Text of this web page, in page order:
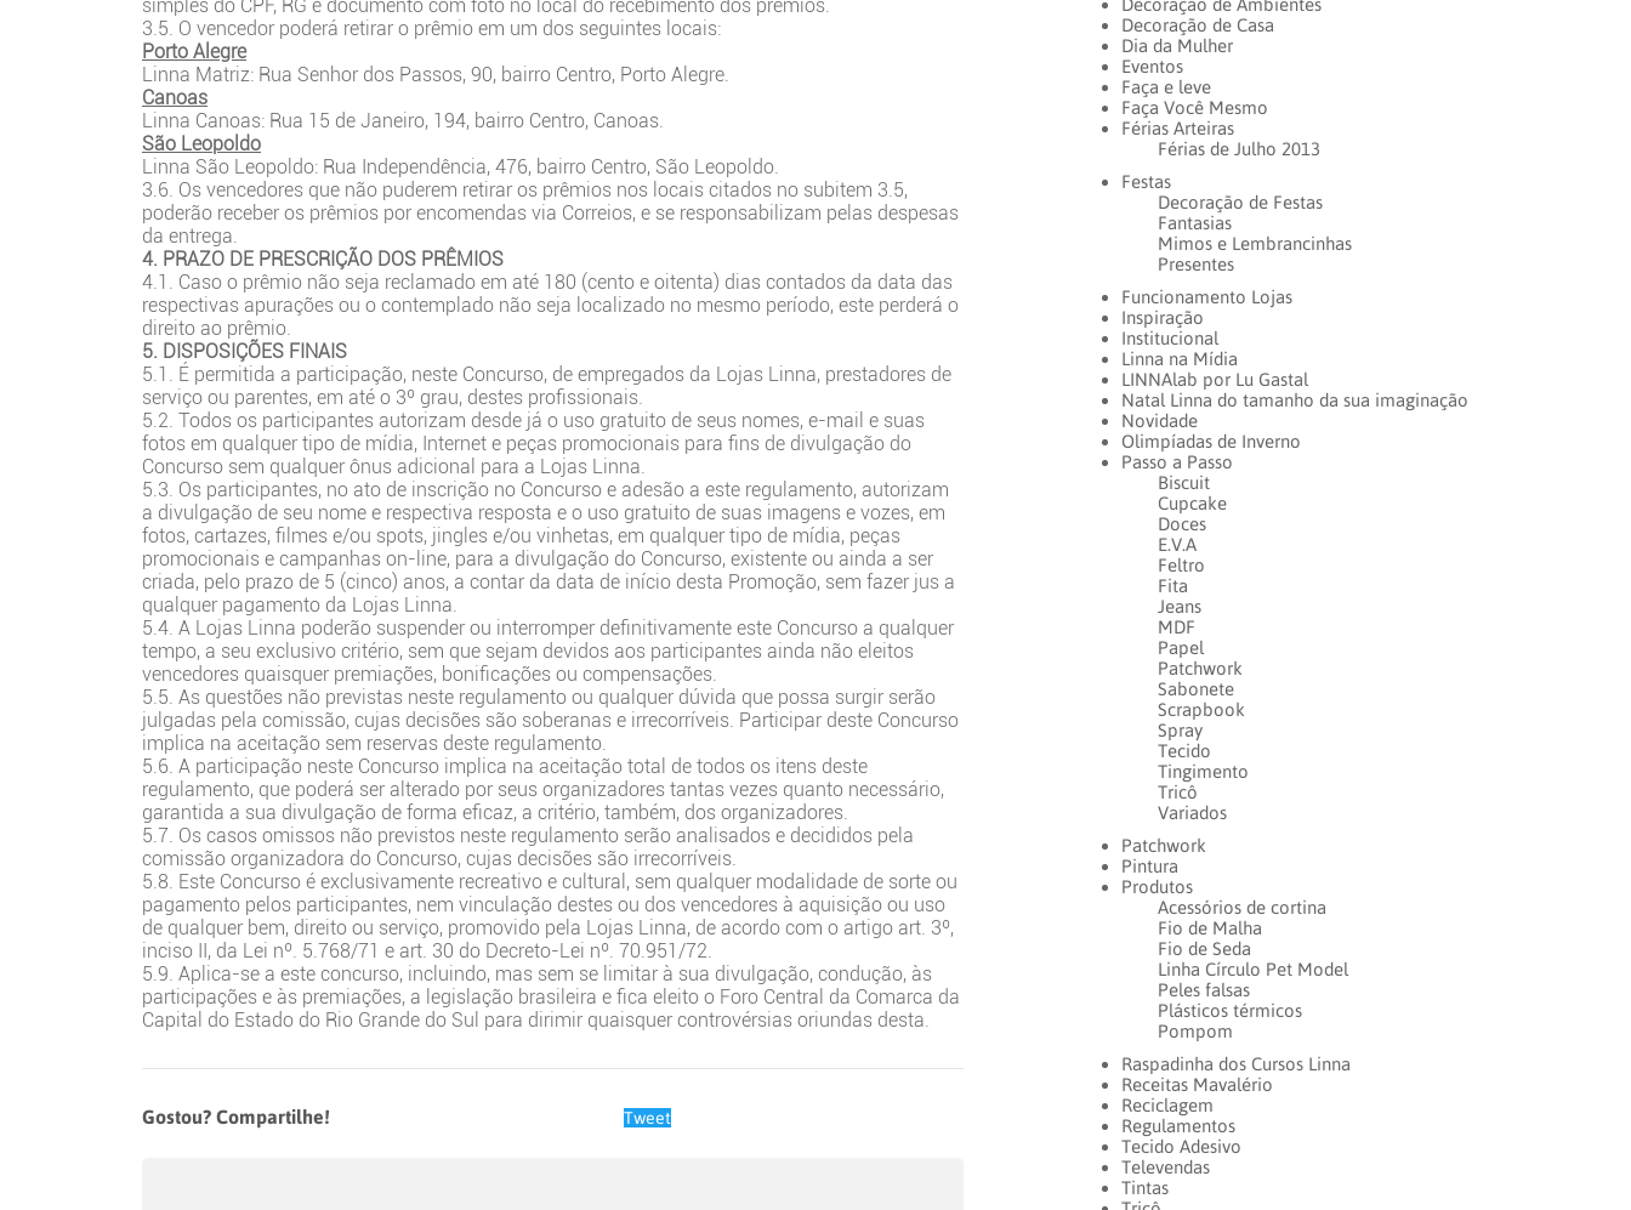
simples do CPF, RG e documento com foto no local do recebimento dos prêmios.
3.5. O vencedor poderá retirar o prêmio em um dos seguintes locais:
Porto Alegre
Linna Matriz: Rua Senhor dos Passos, 90, bairro Centro, Porto Alegre.
Canoas
Linna Canoas: Rua 15 de Janeiro, 194, bairro Centro, Canoas.
São Leopoldo
Linna São Leopoldo: Rua Independência, 476, bairro Centro, São Leopoldo.
3.6. Os vencedores que não puderem retirar os prêmios nos locais citados no subitem 3.5,
poderão receber os prêmios por encomendas via Correios, e se responsabilizam pelas despesas
da entrega.
4. PRAZO DE PRESCRIÇÃO DOS PRÊMIOS
4.1. Caso o prêmio não seja reclamado em até 180 (cento e oitenta) dias contados da data das
respectivas apurações ou o contemplado não seja localizado no mesmo período, este perderá o
direito ao prêmio.
5. DISPOSIÇÕES FINAIS
5.1. É permitida a participação, neste Concurso, de empregados da Lojas Linna, prestadores de
serviço ou parentes, em até o 3º grau, destes profissionais.
5.2. Todos os participantes autorizam desde já o uso gratuito de seus nomes, e-mail e suas
fotos em qualquer tipo de mídia, Internet e peças promocionais para fins de divulgação do
Concurso sem qualquer ônus adicional para a Lojas Linna.
5.3. Os participantes, no ato de inscrição no Concurso e adesão a este regulamento, autorizam
a divulgação de seu nome e respectiva resposta e o uso gratuito de suas imagens e vozes, em
fotos, cartazes, filmes e/ou spots, jingles e/ou vinhetas, em qualquer tipo de mídia, peças
promocionais e campanhas on-line, para a divulgação do Concurso, existente ou ainda a ser
criada, pelo prazo de 5 (cinco) anos, a contar da data de início desta Promoção, sem fazer jus a
qualquer pagamento da Lojas Linna.
5.4. A Lojas Linna poderão suspender ou interromper definitivamente este Concurso a qualquer
tempo, a seu exclusivo critério, sem que sejam devidos aos participantes ainda não eleitos
vencedores quaisquer premiações, bonificações ou compensações.
5.5. As questões não previstas neste regulamento ou qualquer dúvida que possa surgir serão
julgadas pela comissão, cujas decisões são soberanas e irrecorríveis. Participar deste Concurso
implica na aceitação sem reservas deste regulamento.
5.6. A participação neste Concurso implica na aceitação total de todos os itens deste
regulamento, que poderá ser alterado por seus organizadores tantas vezes quanto necessário,
garantida a sua divulgação de forma eficaz, a critério, também, dos organizadores.
5.7. Os casos omissos não previstos neste regulamento serão analisados e decididos pela
comissão organizadora do Concurso, cujas decisões são irrecorríveis.
5.8. Este Concurso é exclusivamente recreativo e cultural, sem qualquer modalidade de sorte ou
pagamento pelos participantes, nem vinculação destes ou dos vencedores à aquisição ou uso
de qualquer bem, direito ou serviço, promovido pela Lojas Linna, de acordo com o artigo art. 3º,
inciso II, da Lei nº. 5.768/71 e art. 30 do Decreto-Lei nº. 70.951/72.
5.9. Aplica-se a este concurso, incluindo, mas sem se limitar à sua divulgação, condução, às
participações e às premiações, a legislação brasileira e fica eleito o Foro Central da Comarca da
Capital do Estado do Rio Grande do Sul para dirimir quaisquer controvérsias oriundas desta.
Gostou? Compartilhe! Tweet
Decoração de Ambientes
Decoração de Casa
Dia da Mulher
Eventos
Faça e leve
Faça Você Mesmo
Férias Arteiras
Férias de Julho 2013
Festas
Decoração de Festas
Fantasias
Mimos e Lembrancinhas
Presentes
Funcionamento Lojas
Inspiração
Institucional
Linna na Mídia
LINNAlab por Lu Gastal
Natal Linna do tamanho da sua imaginação
Novidade
Olimpíadas de Inverno
Passo a Passo
Biscuit
Cupcake
Doces
E.V.A
Feltro
Fita
Jeans
MDF
Papel
Patchwork
Sabonete
Scrapbook
Spray
Tecido
Tingimento
Tricô
Variados
Patchwork
Pintura
Produtos
Acessórios de cortina
Fio de Malha
Fio de Seda
Linha Círculo Pet Model
Peles falsas
Plásticos térmicos
Pompom
Raspadinha dos Cursos Linna
Receitas Mavalério
Reciclagem
Regulamentos
Tecido Adesivo
Televendas
Tintas